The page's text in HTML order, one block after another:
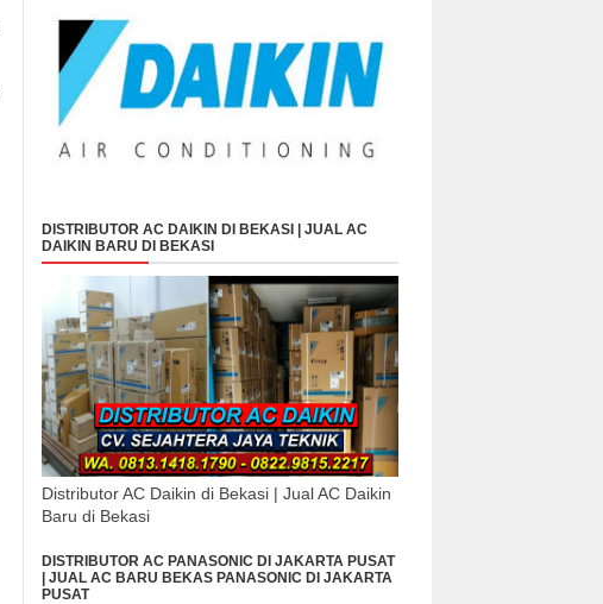
DISTRIBUTOR AC DAIKIN DI BEKASI | JUAL AC
DAIKIN BARU DI BEKASI
Distributor AC Daikin di Bekasi | Jual AC Daikin
Baru di Bekasi
DISTRIBUTOR AC PANASONIC DI JAKARTA PUSAT
| JUAL AC BARU BEKAS PANASONIC DI JAKARTA
PUSAT